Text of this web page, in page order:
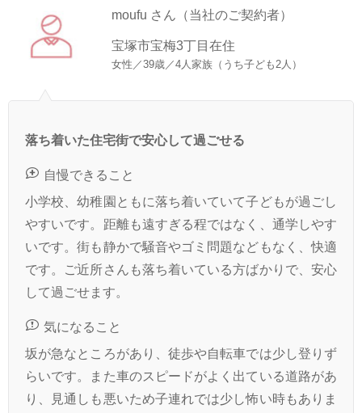
moufu さん（当社のご契約者）
宝塚市宝梅3丁目在住
女性／39歳／4人家族（うち子ども2人）
落ち着いた住宅街で安心して過ごせる
自慢できること
小学校、幼稚園ともに落ち着いていて子どもが過ごし
やすいです。距離も遠すぎる程ではなく、通学しやす
いです。街も静かで騒音やゴミ問題などもなく、快適
です。ご近所さんも落ち着いている方ばかりで、安心
して過ごせます。
気になること
坂が急なところがあり、徒歩や自転車では少し登りず
らいです。また車のスピードがよく出ている道路があ
り、見通しも悪いため子連れでは少し怖い時もありま